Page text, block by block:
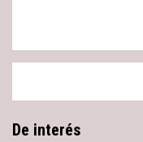
De interés